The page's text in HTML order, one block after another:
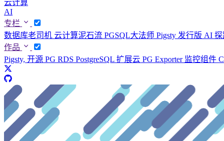
云计算
AI
专栏
数据库老司机 云计算泥石流 PGSQL大法师 Pigsty 发行版 AI
作品
Pigsty, 开源 PG RDS PostgreSQL 扩展云 PG Exporter 监控组件